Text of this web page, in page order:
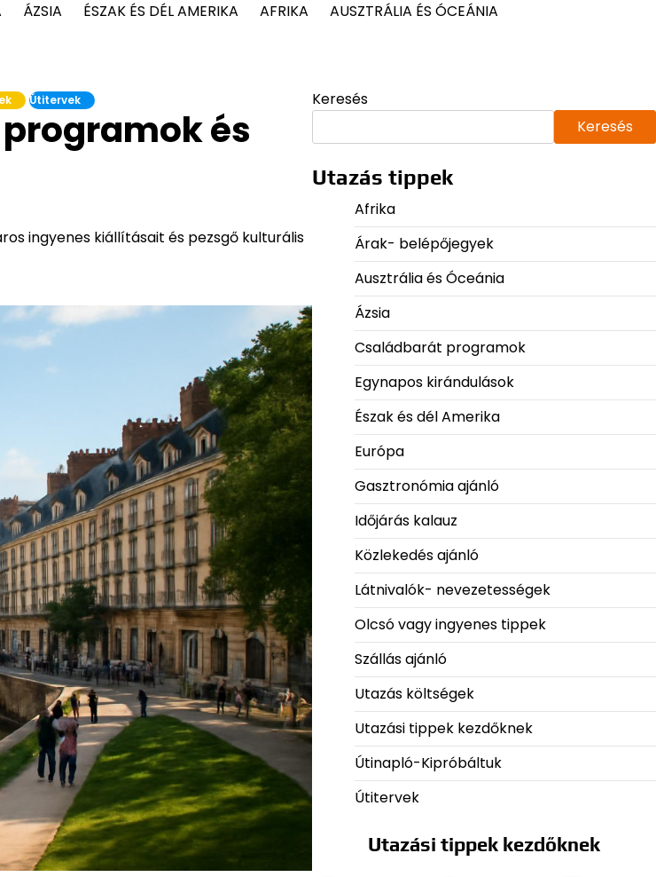
ÁZSIA ÉSZAK ÉS DÉL AMERIKA AFRIKA
AUSZTRÁLIA ÉS ÓCEÁNIA
Útitervek
és
ingyenes kiállításait és pezsgő kulturális
Keresés
Keresés
Utazás tippek
Afrika
Árak- belépőjegyek
Ausztrália és Óceánia
Ázsia
Családbarát programok
Egynapos kirándulások
Észak és dél Amerika
Európa
Gasztronómia ajánló
Időjárás kalauz
Közlekedés ajánló
Látnivalók- nevezetességek
Olcsó vagy ingyenes tippek
Szállás ajánló
Utazás költségek
Utazási tippek kezdőknek
Útinapló-Kipróbáltuk
Útitervek
Utazási tippek kezdőknek